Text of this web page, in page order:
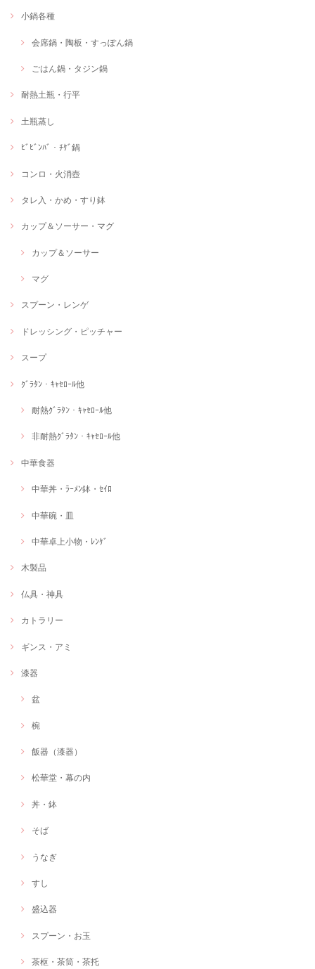
小鍋各種
会席鍋・陶板・すっぽん鍋
ごはん鍋・タジン鍋
耐熱土瓶・行平
土瓶蒸し
ﾋﾞﾋﾞﾝﾊﾞ・ﾁｹﾞ鍋
コンロ・火消壺
タレ入・かめ・すり鉢
カップ＆ソーサー・マグ
カップ＆ソーサー
マグ
スプーン・レンゲ
ドレッシング・ピッチャー
スープ
ｸﾞﾗﾀﾝ・ｷｬｾﾛｰﾙ他
耐熱ｸﾞﾗﾀﾝ・ｷｬｾﾛｰﾙ他
非耐熱ｸﾞﾗﾀﾝ・ｷｬｾﾛｰﾙ他
中華食器
中華丼・ﾗｰﾒﾝ鉢・ｾｲﾛ
中華碗・皿
中華卓上小物・ﾚﾝｹﾞ
木製品
仏具・神具
カトラリー
ギンス・アミ
漆器
盆
椀
飯器（漆器）
松華堂・幕の内
丼・鉢
そば
うなぎ
すし
盛込器
スプーン・お玉
茶枢・茶筒・茶托